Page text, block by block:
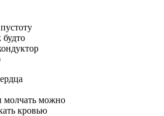
будто
молчать можно
кровью